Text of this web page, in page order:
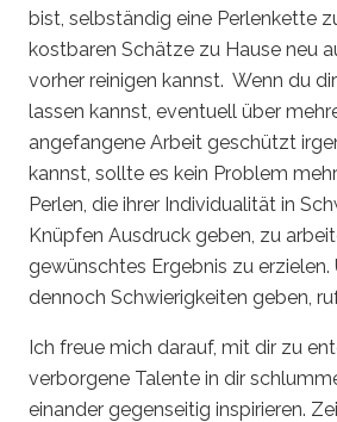
bist, selbständig eine Perlenkette
kostbaren Schätze zu Hause neu
vorher reinigen kannst. Wenn du
lassen kannst, eventuell über
angefangene Arbeit geschützt
kannst, sollte es kein Problem
Perlen, die ihrer Individualität in
Knüpfen Ausdruck geben, zu
gewünschtes Ergebnis zu erzielen.
dennoch Schwierigkeiten geben,
Ich freue mich darauf, mit dir zu
verborgene Talente in dir
einander gegenseitig inspirieren.